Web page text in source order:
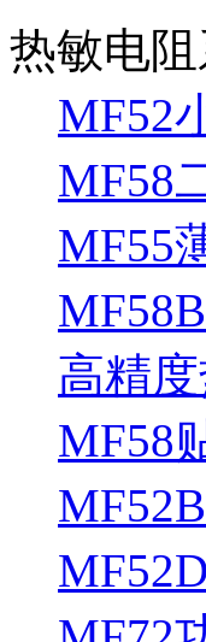
热敏电阻
MF52
MF58
MF55
高精
MF58